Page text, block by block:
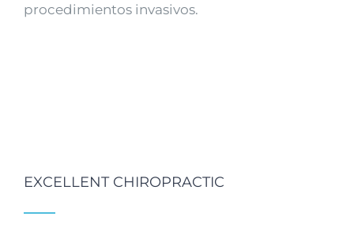
procedimientos invasivos.
EXCELLENT CHIROPRACTIC